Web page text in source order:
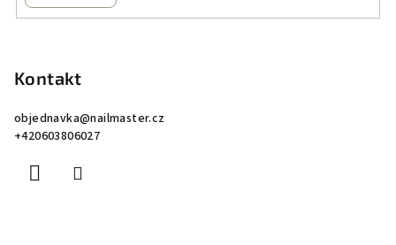
i
Kontakt
objednavka@nailmaster.cz
+420603806027